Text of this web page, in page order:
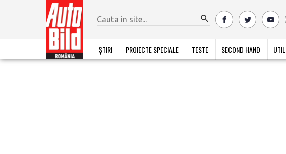
ȘTIRI PROIECTE SPECIALE TESTE SECOND HAND